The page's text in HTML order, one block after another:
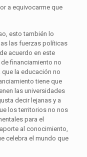
a equivocarme que
esto también lo
las fuerzas políticas
acuerdo en este
financiamiento no
la educación no
tiene que
las universidades
decir lejanas y a
los territorios no nos
para el
al conocimiento,
celebra el mundo que